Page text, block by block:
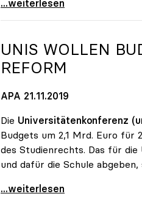
...weiterlesen
UNIS WOLLEN
REFORM
APA 21.11.2019
Die Universitätenkonferenz
Budgets um 2,1 Mrd. Euro für
des Studienrechts. Das für die
und dafür die Schule abgeben,
Unis wollen Budgetsteigerung
...weiterlesen